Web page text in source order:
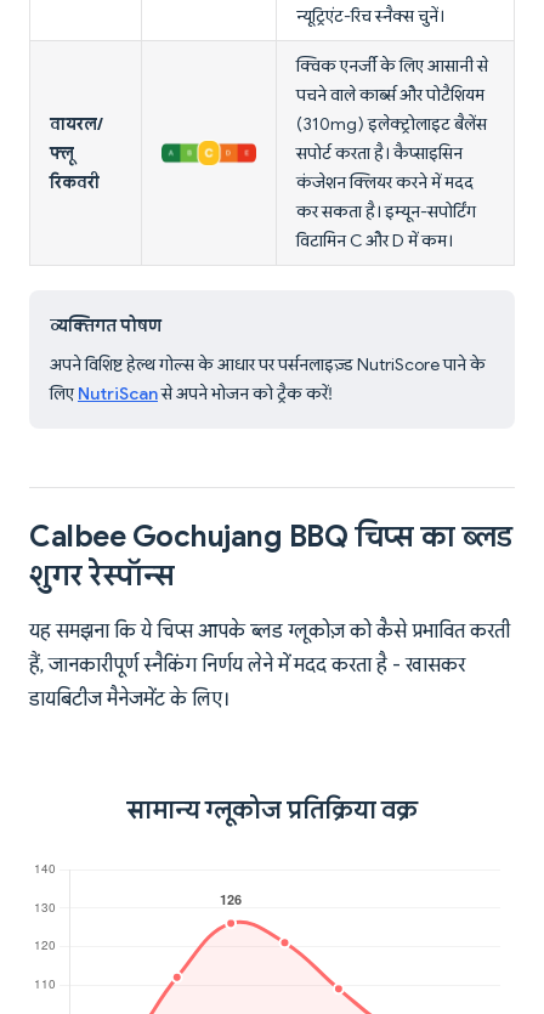
न्यूट्रिएंट-रिच स्नैक्स चुनें।
वायरल/
फ्लू
रिकवरी
क्विक एनर्जी के लिए आसानी से
पचने वाले कार्ब्स और पोटैशियम
(310mg) इलेक्ट्रोलाइट बैलेंस
सपोर्ट करता है। कैप्साइसिन
कंजेशन क्लियर करने में मदद
कर सकता है। इम्यून-सपोर्टिंग
विटामिन C और D में कम।
व्यक्तिगत पोषण
अपने विशिष्ट हेल्थ गोल्स के आधार पर पर्सनलाइज़्ड NutriScore पाने के
लिए NutriScanसे अपने भोजन को ट्रैक करें!
Calbee Gochujang BBQ चिप्स का ब्लड
शुगर रेस्पॉन्स
यह समझना कि ये चिप्स आपके ब्लड ग्लूकोज़ को कैसे प्रभावित करती
हैं, जानकारीपूर्ण स्नैकिंग निर्णय लेने में मदद करता है - खासकर
डायबिटीज मैनेजमेंट के लिए।
सामान्य ग्लूकोज प्रतिक्रिया वक्र